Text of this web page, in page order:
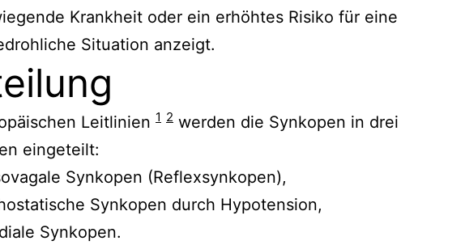
Vorbeugung, Management
Krankheit oder ein erhöhtes Risiko für eine
Situation anzeigt.
Leitlinien 1 2 werden die Synkopen in drei
eingeteilt:
Synkopen (Reflexsynkopen),
Synkopen durch Hypotension,
Synkopen.